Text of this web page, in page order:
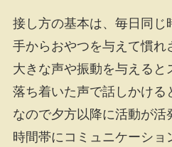
接し方の基本は、毎日同じ
手からおやつを与えて慣れ
大きな声や振動を与えると
落ち着いた声で話しかける
なので夕方以降に活動が活
時間帯にコミュニケーショ